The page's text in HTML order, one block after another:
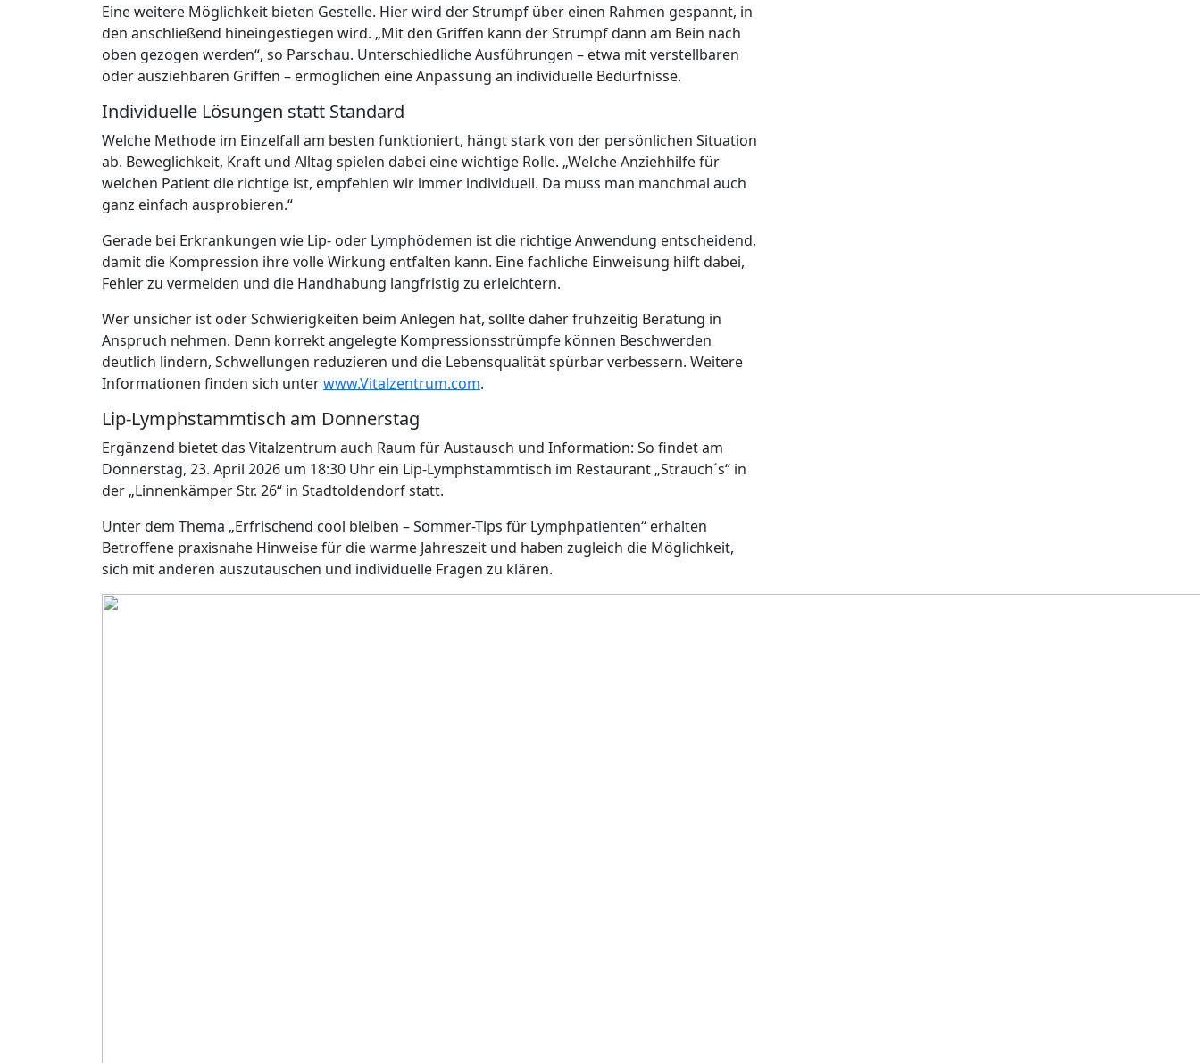
Eine weitere Möglichkeit bieten Gestelle. Hier wird der Strumpf über einen Rahmen gespannt, in
den anschließend hineingestiegen wird. „Mit den Griffen kann der Strumpf dann am Bein nach
oben gezogen werden“, so Parschau. Unterschiedliche Ausführungen – etwa mit verstellbaren
oder ausziehbaren Griffen – ermöglichen eine Anpassung an individuelle Bedürfnisse.
Individuelle Lösungen statt Standard
Welche Methode im Einzelfall am besten funktioniert, hängt stark von der persönlichen Situation
ab. Beweglichkeit, Kraft und Alltag spielen dabei eine wichtige Rolle. „Welche Anziehhilfe für
welchen Patient die richtige ist, empfehlen wir immer individuell. Da muss man manchmal auch
ganz einfach ausprobieren.“
Gerade bei Erkrankungen wie Lip- oder Lymphödemen ist die richtige Anwendung entscheidend,
damit die Kompression ihre volle Wirkung entfalten kann. Eine fachliche Einweisung hilft dabei,
Fehler zu vermeiden und die Handhabung langfristig zu erleichtern.
Wer unsicher ist oder Schwierigkeiten beim Anlegen hat, sollte daher frühzeitig Beratung in
Anspruch nehmen. Denn korrekt angelegte Kompressionsstrümpfe können Beschwerden
deutlich lindern, Schwellungen reduzieren und die Lebensqualität spürbar verbessern. Weitere
Informationen finden sich unterwww.Vitalzentrum.com.
Lip-Lymphstammtisch am Donnerstag
Ergänzend bietet das Vitalzentrum auch Raum für Austausch und Information: So findet am
Donnerstag, 23. April 2026 um 18:30 Uhr ein Lip-Lymphstammtisch im Restaurant „Strauch´s“ in
der „Linnenkämper Str. 26“ in Stadtoldendorf statt.
Unter dem Thema „Erfrischend cool bleiben – Sommer-Tips für Lymphpatienten“ erhalten
Betroffene praxisnahe Hinweise für die warme Jahreszeit und haben zugleich die Möglichkeit,
sich mit anderen auszutauschen und individuelle Fragen zu klären.